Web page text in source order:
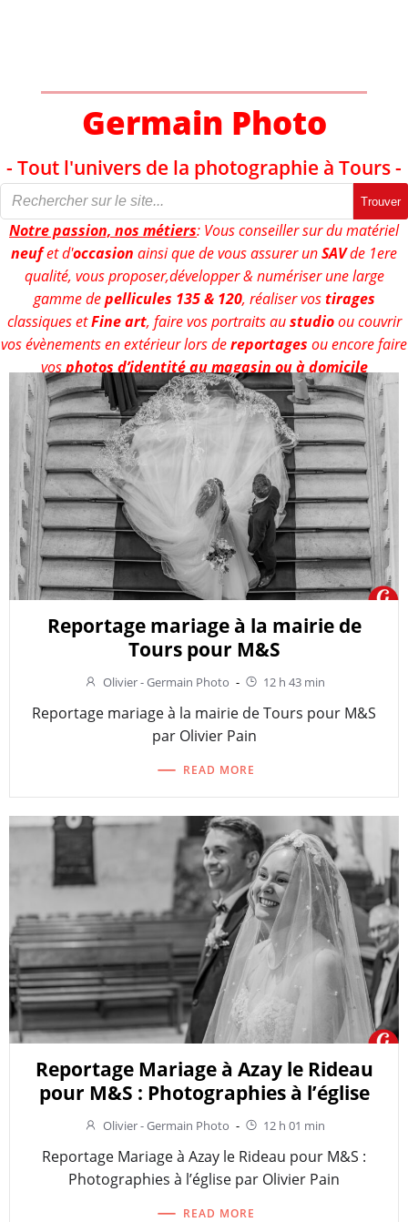
Germain Photo
- Tout l'univers de la photographie à Tours -
Trouver
Notre passion, nos métiers: Vous conseiller sur du matériel
neufet d'occasion ainsi que de vous assurer unSAVde 1ere
qualité, vous proposer,développer & numériser une large
gamme depellicules 135 & 120, réaliser vostirages
classiques etFine art, faire vos portraits austudioou couvrir
vos évènements en extérieur lors dereportages ou encore faire
vosphotos d’identité au magasin ou à domicile
Reportage mariage à la mairie de
Tours pour M&S
Olivier - Germain Photo - 12 h 43 min
Reportage mariage à la mairie de Tours pour M&S
par Olivier Pain
READ MORE
Reportage Mariage à Azay le Rideau
pour M&S : Photographies à l’église
Olivier - Germain Photo - 12 h 01 min
Reportage Mariage à Azay le Rideau pour M&S :
Photographies à l’église par Olivier Pain
READ MORE